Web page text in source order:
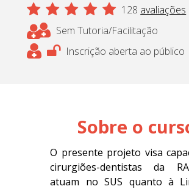
128 avaliações
Sem Tutoria/Facilitação
Inscrição aberta ao público
Sobre o
O presente projeto visa
cirurgiões-dentistas da
atuam no SUS quanto à